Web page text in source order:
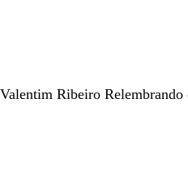
Ribeiro Relembrando